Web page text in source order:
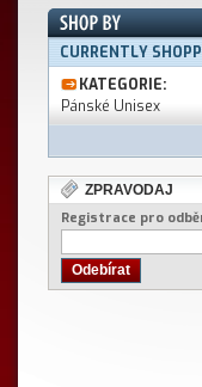
CURRENTLY
KATEGORIE:
Pánské Unisex
ZPRAVODAJ
Registrace pro
Odebírat